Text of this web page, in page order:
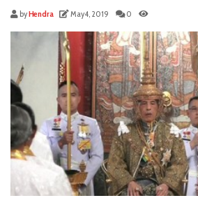
byHendra May 4, 2019 0